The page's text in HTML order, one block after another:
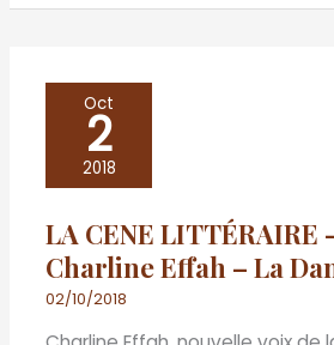
Oct
2
2018
LA CENE LITTÉRAIRE
Charline Effah – La
02/10/2018
LITTÉRAIRE
02/10/18
:
Charline
Effah